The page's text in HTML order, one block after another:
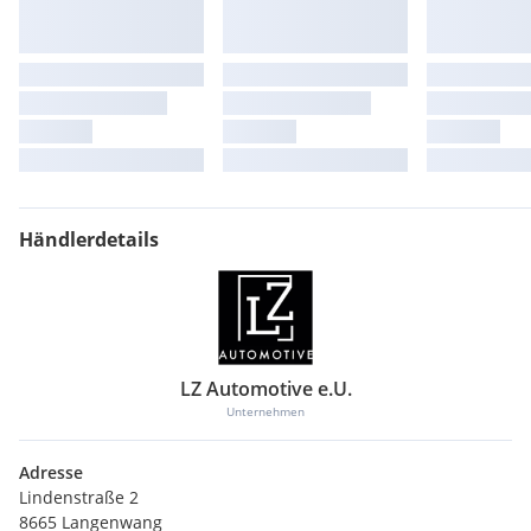
Heckscheibe heizbar
Innenausstattung: Aluminium-Optik
Innenausstattung: Interieurelemente in Kunstleder
Kopfstützen hinten
Lendenwirbelstützen vorn, pneumatisch verstellbar, mit
Lenkrad (Sport/Leder - 3-Speichen, unten abgeflacht) mit
Multifunktion und Schaltfunktion
Lenksäule (Lenkrad) mech. Höhen-/Längsverstellung
Licht- und Regensensor
Make-up-Spiegel beleuchtet
Motor 2,9 Ltr. - 331 kW V6 24V TFSI
Nichtraucher-Paket
Händlerdetails
LZ Automotive e.U.
Unternehmen
Adresse
Lindenstraße 2
8665 Langenwang